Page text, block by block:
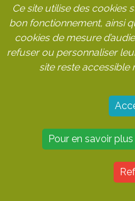
ontact@cetie.org
Ce site utilise des cookies
bon fonctionnement, ainsi
cookies de mesure
refuser ou personnaliser
site reste accessible
Pour en savoir